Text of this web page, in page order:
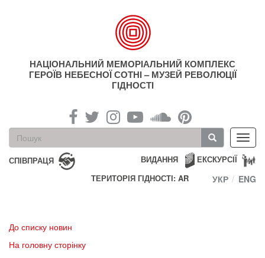
НАЦІОНАЛЬНИЙ МЕМОРІАЛЬНИЙ КОМПЛЕКС
ГЕРОЇВ НЕБЕСНОЇ СОТНІ – МУЗЕЙ РЕВОЛЮЦІЇ
ГІДНОСТІ
Пошукова
форма
Пошук
СПІВПРАЦЯ ЕКСКУРСІЇ
ВИДАННЯ
ТЕРИТОРІЯ ГІДНОСТІ: AR
УКР ENG
До списку новин
На головну сторінку